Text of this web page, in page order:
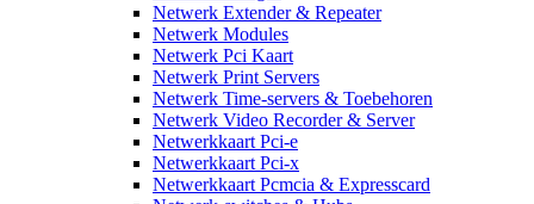
Netwerk Extender & Repeater
Netwerk Modules
Netwerk Pci Kaart
Netwerk Print Servers
Netwerk Time-servers & Toebehoren
Netwerk Video Recorder & Server
Netwerkkaart Pci-e
Netwerkkaart Pci-x
Netwerkkaart Pcmcia & Expresscard